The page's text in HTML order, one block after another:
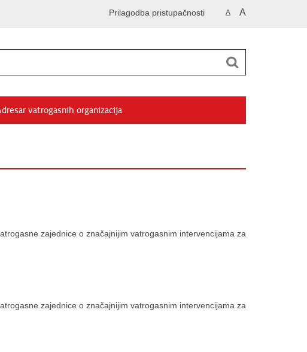
A A
Prilagodba pristupačnosti
vatrogasnih organizacija
zajednice o značajnijim vatrogasnim intervencijama za
zajednice o značajnijim vatrogasnim intervencijama za